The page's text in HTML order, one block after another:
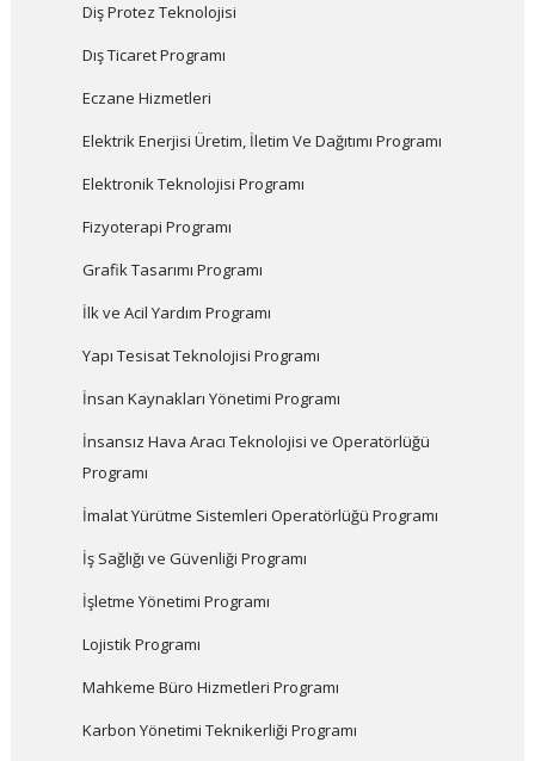
Diş Protez Teknolojisi
Dış Ticaret Programı
Eczane Hizmetleri
Elektrik Enerjisi Üretim, İletim Ve Dağıtımı Programı
Elektronik Teknolojisi Programı
Fizyoterapi Programı
Grafik Tasarımı Programı
İlk ve Acil Yardım Programı
Yapı Tesisat Teknolojisi Programı
İnsan Kaynakları Yönetimi Programı
İnsansız Hava Aracı Teknolojisi ve Operatörlüğü
Programı
İmalat Yürütme Sistemleri Operatörlüğü Programı
İş Sağlığı ve Güvenliği Programı
İşletme Yönetimi Programı
Lojistik Programı
Mahkeme Büro Hizmetleri Programı
Karbon Yönetimi Teknikerliği Programı